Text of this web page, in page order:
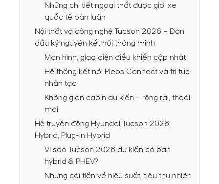
Những chi tiết ngoại thất được giới xe
quốc tế bàn luận
Nội thất và công nghệ Tucson 2026 – Đón
đầu kỷ nguyên kết nối thông minh
Màn hình, giao diện điều khiển cập nhật
Hệ thống kết nối Pleos Connect và trí tuệ
nhân tạo
Không gian cabin dự kiến – rộng rãi, thoải
mái
Hệ truyền động Hyundai Tucson 2026:
Hybrid, Plug-in Hybrid
Vì sao Tucson 2026 dự kiến có bản
hybrid & PHEV?
Những cải tiến về hiệu suất, tiêu thụ nhiên